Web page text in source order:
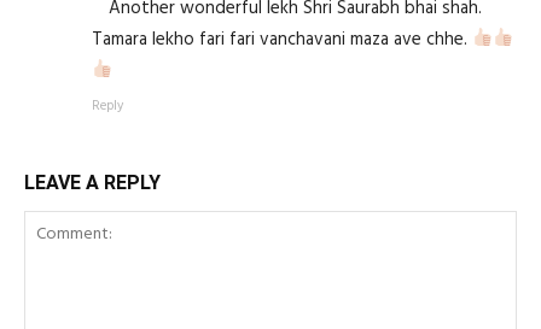
Another wonderful lekh Shri Saurabh bhai shah.
Tamara lekho fari fari vanchavani maza ave chhe.
Reply
LEAVE A REPLY